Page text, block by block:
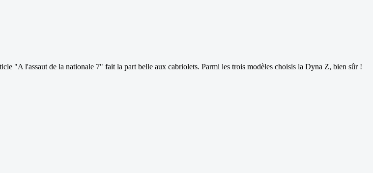
"A l'assaut de la nationale 7" fait la part belle aux cabriolets. Parmi les trois modèles choisis la Dyna Z, bien sûr !